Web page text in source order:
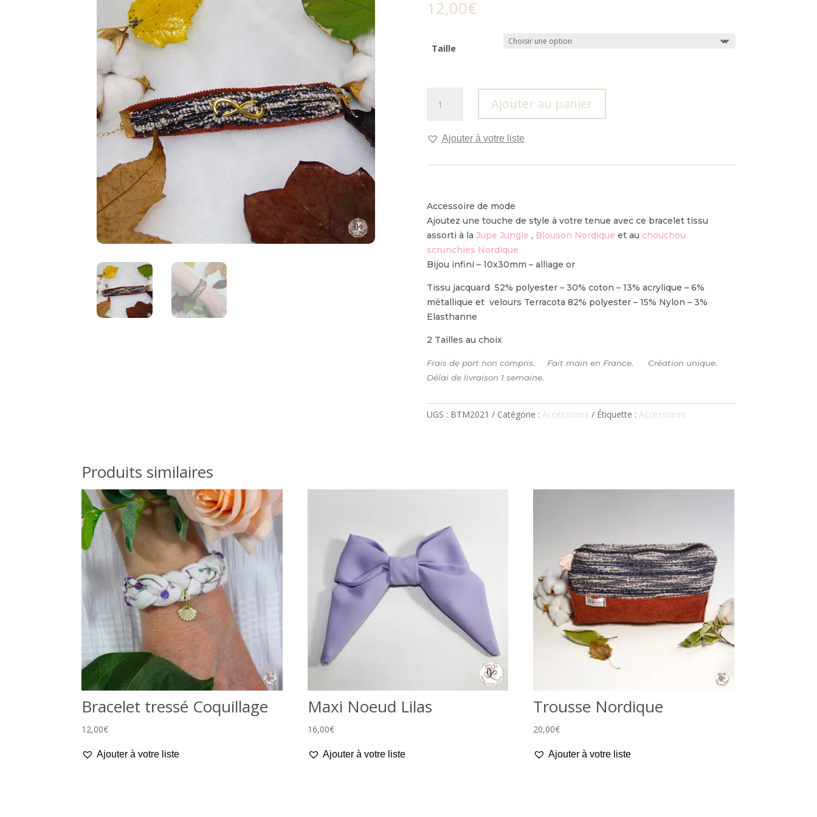
12,00€
Taille
Toi+Moi
Ajouter au panier
Ajouter à votre liste
Accessoire de mode
Ajoutez une touche de style à votre tenue avec ce bracelet tissu
assorti à la Jupe Jungle , Blouson Nordique et au chouchou
scrunchies Nordique
Bijou infini – 10x30mm – alliage or
Tissu jacquard 52% polyester – 30% coton – 13% acrylique – 6%
métallique et velours Terracota 82% polyester – 15% Nylon – 3%
Elasthanne
2 Tailles au choix
Frais de port non compris. Fait main en France. Création unique.
Délai de livraison 1 semaine.
UGS : BTM2021 Catégorie : Accessoires Étiquette : Accessoires
Produits similaires
Bracelet tressé Coquillage
12,00€
Ajouter à votre liste
Maxi Noeud Lilas
16,00€
Ajouter à votre liste
Trousse Nordique
20,00€
Ajouter à votre liste